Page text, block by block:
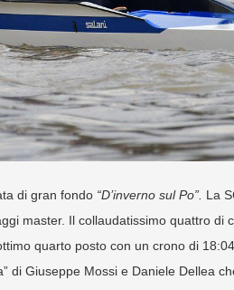
di gran fondo “D’inverno sul Po”. La
master. Il collaudatissimo quattro di
quarto posto con un crono di
di Giuseppe Mossi e Daniele Dellea